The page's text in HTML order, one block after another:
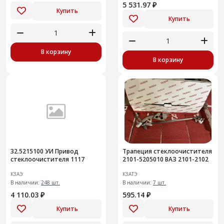
Купить
В корзину
5 531.97 ₽
Купить
В корзину
32.5215100 УИ Привод
стеклоочистителя 1117
КЗАЭ
В наличии: 248 шт.
4 110.03 ₽
Купить
Трапеция стеклоочистителя
2101-5205010 ВАЗ 2101-2102
КЗАТЭ
В наличии: 7 шт.
595.14 ₽
Купить